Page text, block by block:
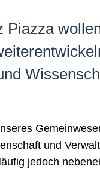
Piazza
und
jedoch